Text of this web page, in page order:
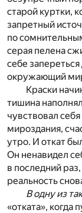
старой куртки,
запретный
по
серая пелена
себе
окружающий
Краски
тишина
чувствовал
мироздания,
утро. И откат
Он ненавидел
в последний
реальность
В одну из
«отката», когда